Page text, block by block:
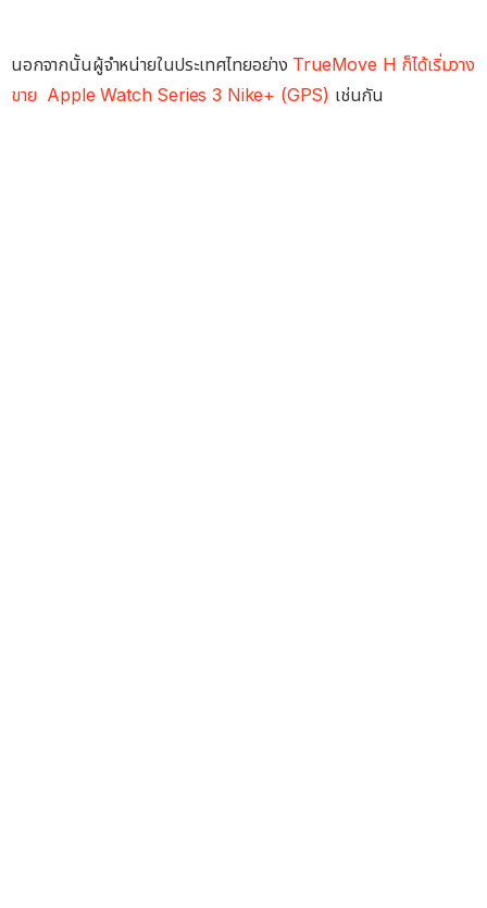
นอกจากนั้นผู้จำหน่ายในประเทศไทยอย่าง TrueMove H ก็ได้เริ่มวาง
ขาย Apple Watch Series 3 Nike+ (GPS) เช่นกัน